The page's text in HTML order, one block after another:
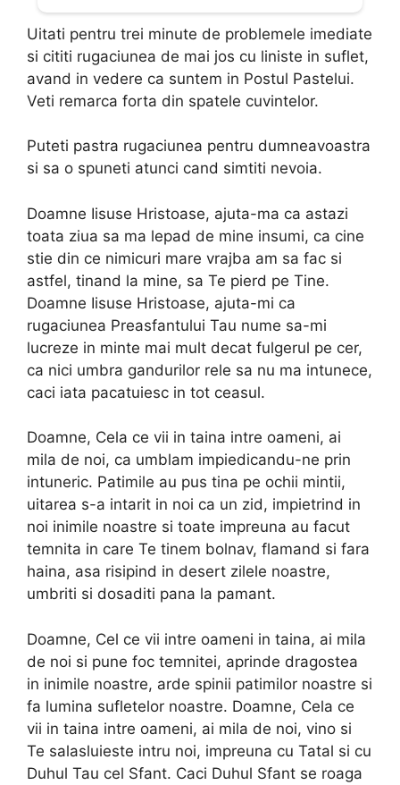
Uitati pentru trei minute de problemele imediate
si cititi rugaciunea de mai jos cu liniste in suflet,
avand in vedere ca suntem in Postul Pastelui.
Veti remarca forta din spatele cuvintelor.
Puteti pastra rugaciunea pentru dumneavoastra
si sa o spuneti atunci cand simtiti nevoia.
Doamne Iisuse Hristoase, ajuta-ma ca astazi
toata ziua sa ma lepad de mine insumi, ca cine
stie din ce nimicuri mare vrajba am sa fac si
astfel, tinand la mine, sa Te pierd pe Tine.
Doamne Iisuse Hristoase, ajuta-mi ca
rugaciunea Preasfantului Tau nume sa-mi
lucreze in minte mai mult decat fulgerul pe cer,
ca nici umbra gandurilor rele sa nu ma intunece,
caci iata pacatuiesc in tot ceasul.
Doamne, Cela ce vii in taina intre oameni, ai
mila de noi, ca umblam impiedicandu-ne prin
intuneric. Patimile au pus tina pe ochii mintii,
uitarea s-a intarit in noi ca un zid, impietrind in
noi inimile noastre si toate impreuna au facut
temnita in care Te tinem bolnav, flamand si fara
haina, asa risipind in desert zilele noastre,
umbriti si dosaditi pana la pamant.
Doamne, Cel ce vii intre oameni in taina, ai mila
de noi si pune foc temnitei, aprinde dragostea
in inimile noastre, arde spinii patimilor noastre si
fa lumina sufletelor noastre. Doamne, Cela ce
vii in taina intre oameni, ai mila de noi, vino si
Te salasluieste intru noi, impreuna cu Tatal si cu
Duhul Tau cel Sfant. Caci Duhul Sfant se roaga